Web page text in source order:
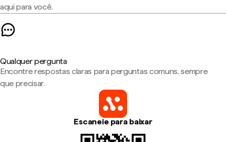
aqui para você.
Qualquer pergunta
Encontre respostas claras para perguntas comuns, sempre
que precisar.
Escaneie para baixar